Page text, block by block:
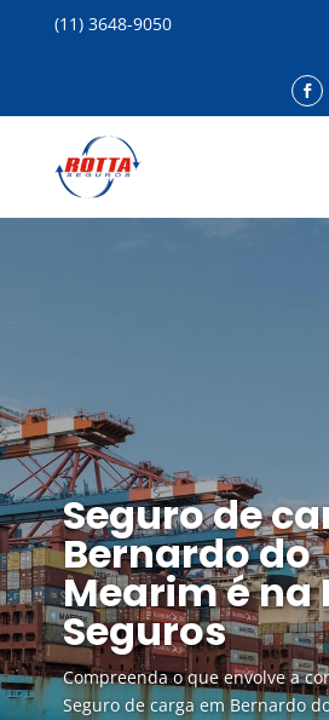
(11) 3648-9050
Seguro de
Bernardo do
Mearim é na
Seguros
Compreenda o que envolve a
Seguro de carga em Bernardo